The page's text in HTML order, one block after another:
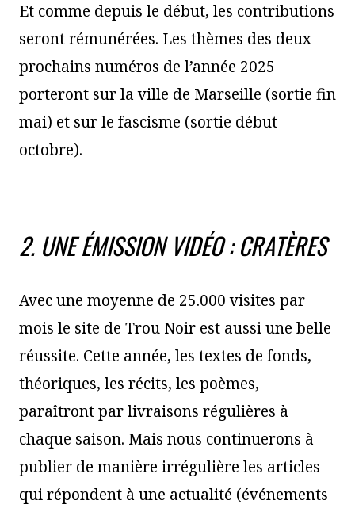
Et comme depuis le début, les contributions
seront rémunérées. Les thèmes des deux
prochains numéros de l’année 2025
porteront sur la ville de Marseille (sortie fin
mai) et sur le fascisme (sortie début
octobre).
2. UNE ÉMISSION VIDÉO : CRATÈRES
Avec une moyenne de 25.000 visites par
mois le site de Trou Noir est aussi une belle
réussite. Cette année, les textes de fonds,
théoriques, les récits, les poèmes,
paraîtront par livraisons régulières à
chaque saison. Mais nous continuerons à
publier de manière irrégulière les articles
qui répondent à une actualité (événements